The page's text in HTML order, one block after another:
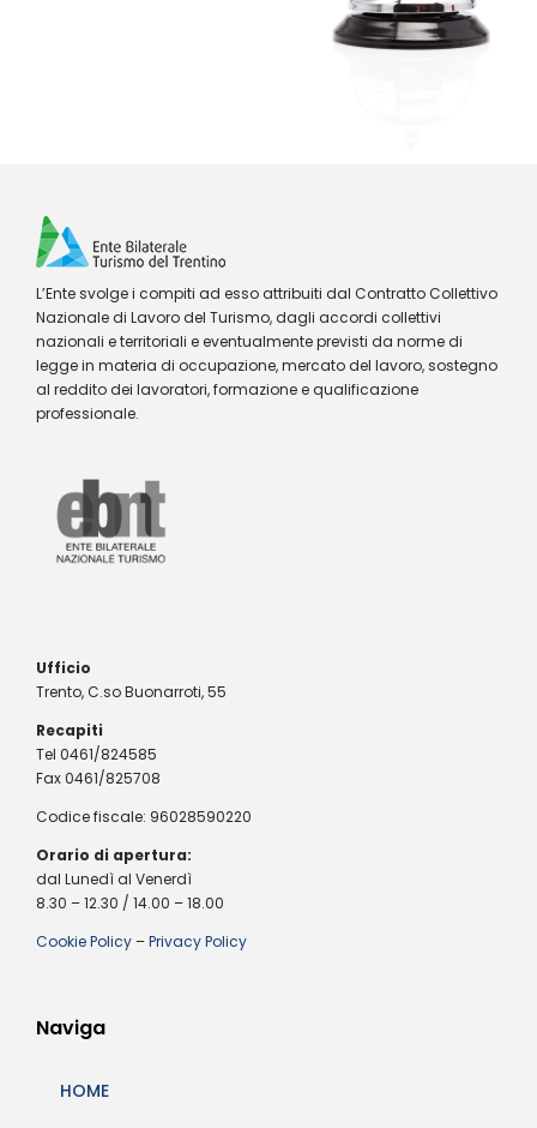
L’Ente svolge i compiti ad esso attribuiti dal Contratto Collettivo
Nazionale di Lavoro del Turismo, dagli accordi collettivi
nazionali e territoriali e eventualmente previsti da norme di
legge in materia di occupazione, mercato del lavoro, sostegno
al reddito dei lavoratori, formazione e qualificazione
professionale.
Ufficio
Trento, C.so Buonarroti, 55
Recapiti
Tel 0461/824585
Fax 0461/825708
Codice fiscale: 96028590220
Orario di apertura:
dal Lunedì al Venerdì
8.30 – 12.30 / 14.00 – 18.00
Cookie Policy –Privacy Policy
Naviga
HOME